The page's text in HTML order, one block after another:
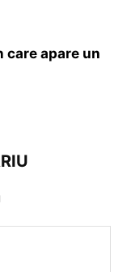
care apare un